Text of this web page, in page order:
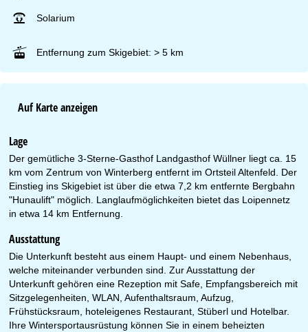
Solarium
Entfernung zum Skigebiet: > 5 km
Auf Karte anzeigen
Lage
Der gemütliche 3-Sterne-Gasthof Landgasthof Wüllner liegt ca. 15
km vom Zentrum von Winterberg entfernt im Ortsteil Altenfeld. Der
Einstieg ins Skigebiet ist über die etwa 7,2 km entfernte Bergbahn
"Hunaulift" möglich. Langlaufmöglichkeiten bietet das Loipennetz
in etwa 14 km Entfernung.
Ausstattung
Die Unterkunft besteht aus einem Haupt- und einem Nebenhaus,
welche miteinander verbunden sind. Zur Ausstattung der
Unterkunft gehören eine Rezeption mit Safe, Empfangsbereich mit
Sitzgelegenheiten, WLAN, Aufenthaltsraum, Aufzug,
Frühstücksraum, hoteleigenes Restaurant, Stüberl und Hotelbar.
Ihre Wintersportausrüstung können Sie in einem beheizten